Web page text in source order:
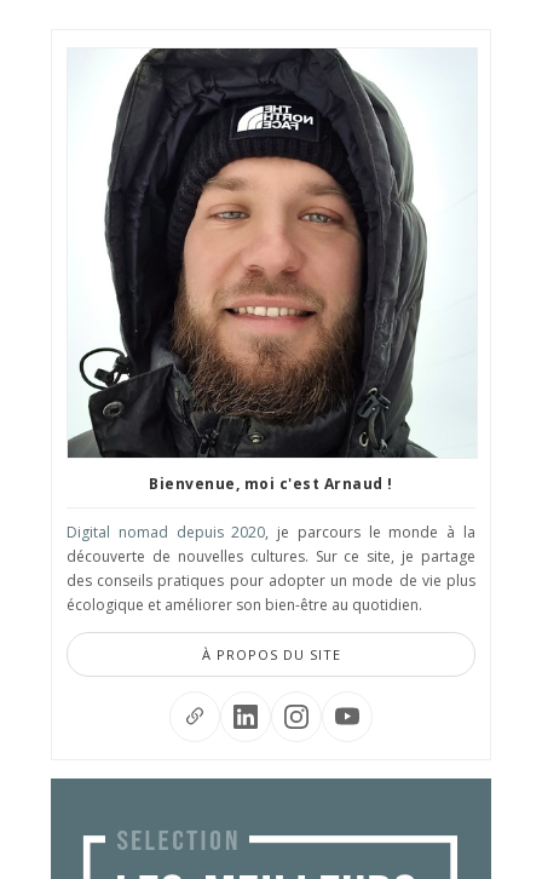
Bienvenue, moi c'est Arnaud !
Digital nomad depuis 2020, je parcours le monde à la
découverte de nouvelles cultures. Sur ce site, je partage
des conseils pratiques pour adopter un mode de vie plus
écologique et améliorer son bien-être au quotidien.
À PROPOS DU SITE